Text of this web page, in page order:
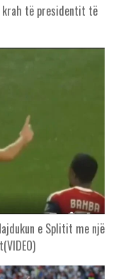
krah të presidentit të
e Splitit me një